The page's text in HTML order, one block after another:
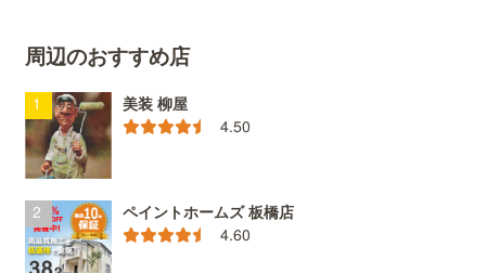
周辺のおすすめ店
美装 柳屋
4.50
ペイントホームズ 板橋店
4.60